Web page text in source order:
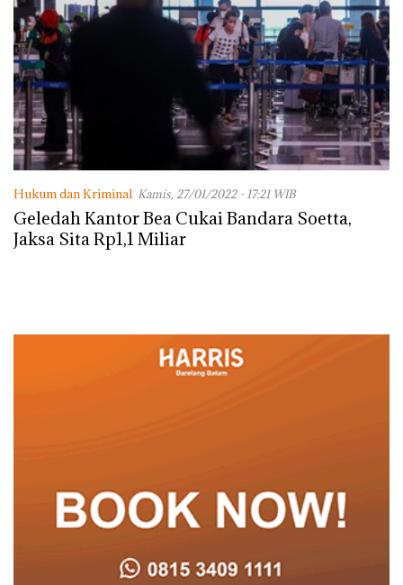
Hukum dan Kriminal Kamis, 27/01/2022 - 17:21 WIB
Geledah Kantor Bea Cukai Bandara Soetta,
Jaksa Sita Rp1,1 Miliar